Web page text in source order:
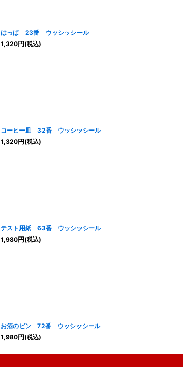
はっぱ 23番 ウッシッシール
1,320円(税込)
コーヒー皿 32番 ウッシッシール
1,320円(税込)
テスト用紙 63番 ウッシッシール
1,980円(税込)
お酒のビン 72番 ウッシッシール
1,980円(税込)